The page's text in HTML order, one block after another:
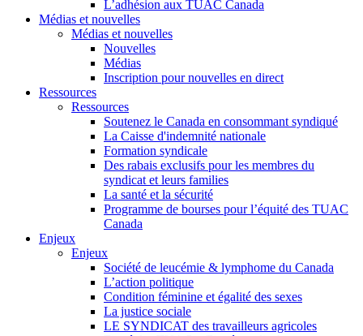
L’adhésion aux TUAC Canada
Médias et nouvelles
Médias et nouvelles
Nouvelles
Médias
Inscription pour nouvelles en direct
Ressources
Ressources
Soutenez le Canada en consommant syndiqué
La Caisse d'indemnité nationale
Formation syndicale
Des rabais exclusifs pour les membres du
syndicat et leurs families
La santé et la sécurité
Programme de bourses pour l’équité des TUAC
Canada
Enjeux
Enjeux
Société de leucémie & lymphome du Canada
L’action politique
Condition féminine et égalité des sexes
La justice sociale
LE SYNDICAT des travailleurs agricoles